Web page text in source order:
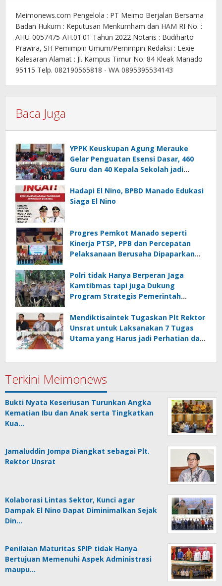
Meimonews.com Pengelola : PT Meimo Berjalan Bersama
Badan Hukum : Keputusan Menkumham dan HAM RI No. :
AHU-0057475-AH.01.01 Tahun 2022 Notaris : Budiharto
Prawira, SH Pemimpin Umum/Pemimpin Redaksi : Lexie
Kalesaran Alamat : Jl. Kampus Timur No. 84 Kleak Manado
95115 Telp. 082190565818 - WA 0895395534143
Baca Juga
YPPK Keuskupan Agung Merauke
Gelar Penguatan Esensi Dasar, 460
Guru dan 40 Kepala Sekolah jadi
Hadapi El Nino, BPBD Manado Edukasi
Siaga El Nino
Progres Pemkot Manado seperti
Kinerja PTSP, PPB dan Percepatan
Pelaksanaan Berusaha Dipaparkan
dan Hilirisasi/BKPM
Polri tidak Hanya Berperan Jaga
Kamtibmas tapi juga Dukung
Program Strategis Pemerintah
Pangan
Mendiktisaintek Tugaskan Plt Rektor
Unsrat untuk Laksanakan 7 Tugas
Utama yang Harus jadi Perhatian dan
Terkini Meimonews
Bukti Nyata Keseriusan Turunkan Angka
Kematian Ibu dan Anak serta Tingkatkan
Kua…
Jamaluddin Jompa Diangkat sebagai Plt.
Rektor Unsrat
Kolaborasi Lintas Sektor, Kunci agar
Dampak El Nino Dapat Diminimalkan Sejak
Din…
Penilaian Maturitas SPIP tidak Hanya
Bertujuan Memenuhi Aspek Administrasi
maupu…